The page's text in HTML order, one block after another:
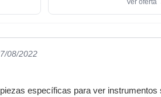
Ver oferta
08/2022
específicas para ver